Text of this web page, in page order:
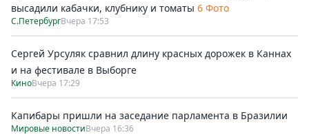
высадили кабачки, клубнику и томаты 6 Фото
С.ПетербургВчера 17:53
Сергей Урсуляк сравнил длину красных дорожек в Каннах
и на фестивале в Выборге
КиноВчера 17:29
Капибары пришли на заседание парламента в Бразилии
Мировые новостиВчера 16:36